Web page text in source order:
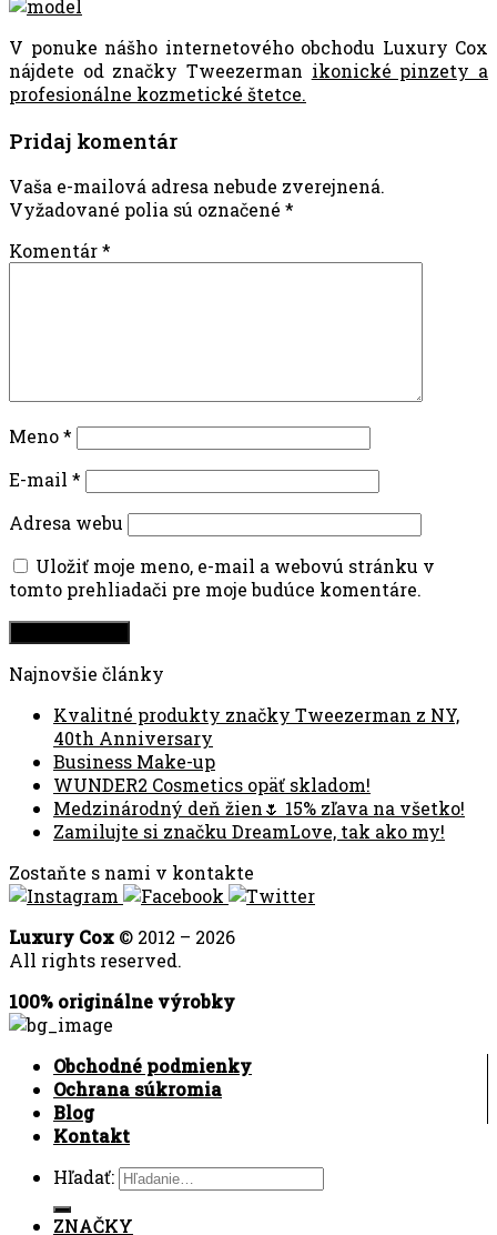
V ponuke nášho internetového obchodu Luxury Cox
nájdete od značky Tweezerman ikonické pinzety a
profesionálne kozmetické štetce.
Pridaj komentár
Vaša e-mailová adresa nebude zverejnená.
Vyžadované polia sú označené *
Komentár*
Meno*
E-mail *
Adresa webu
Uložiť moje meno, e-mail a webovú stránku v
tomto prehliadači pre moje budúce komentáre.
Najnovšie články
Kvalitné produkty značky Tweezerman z NY,
40th Anniversary
Business Make-up
WUNDER2 Cosmetics opäť skladom!
Medzinárodný deň žien🌷 15% zľava na všetko!
Zamilujte si značku DreamLove, tak ako my!
Zostaňte s nami v kontakte
Luxury Cox © 2012 – 2026
All rights reserved.
100% originálne výrobky
Obchodné podmienky
Ochrana súkromia
Blog
Kontakt
Hľadať:
ZNAČKY